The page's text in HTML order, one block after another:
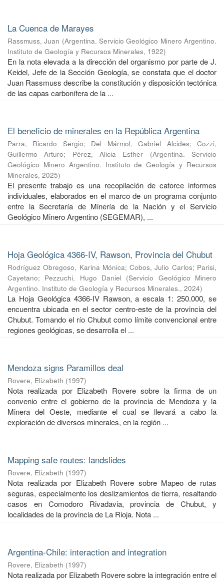
La Cuenca de Marayes
Rassmuss, Juan (Argentina. Servicio Geológico Minero Argentino.
Instituto de Geología y Recursos Minerales, 1922)
En la nota elevada a la dirección del organismo por parte de J.
Keidel, Jefe de la Sección Geología, se constata que el doctor
Juan Rassmuss describe la constitución y disposición tectónica
de las capas carbonífera de la ...
El beneficio de minerales en la República Argentina
Parra, Ricardo Sergio; Del Mármol, Gabriel Alcides;Cozzi,
Guillermo Arturo; Pérez, Alicia Esther (Argentina. Servicio
Geológico Minero Argentino. Instituto de Geología y Recursos
Minerales, 2025)
El presente trabajo es una recopilación de catorce informes
individuales, elaborados en el marco de un programa conjunto
entre la Secretaría de Minería de la Nación y el Servicio
Geológico Minero Argentino (SEGEMAR), ...
Hoja Geológica 4366-IV, Rawson, Provincia del Chubut
Rodríguez Obregoso, Karina Mónica;Cobos, Julio Carlos; Parisi,
Cayetano; Pezzuchi, Hugo Daniel (Servicio Geológico Minero
Argentino. Instituto de Geología y Recursos Minerales., 2024)
La Hoja Geológica 4366-IV Rawson, a escala 1: 250.000, se
encuentra ubicada en el sector centro-este de la provincia del
Chubut. Tomando el río Chubut como límite convencional entre
regiones geológicas, se desarrolla el ...
Mendoza signs Paramillos deal
Rovere, Elizabeth (1997)
Nota realizada por Elizabeth Rovere sobre la firma de un
convenio entre el gobierno de la provincia de Mendoza y la
Minera del Oeste, mediante el cual se llevará a cabo la
exploración de diversos minerales, en la región ...
Mapping safe routes: landslides
Rovere, Elizabeth (1997)
Nota realizada por Elizabeth Rovere sobre Mapeo de rutas
seguras, especialmente los deslizamientos de tierra, resaltando
casos en Comodoro Rivadavia, provincia de Chubut, y
localidades de la provincia de La Rioja. Nota ...
Argentina-Chile: interaction and integration
Rovere, Elizabeth (1997)
Nota realizada por Elizabeth Rovere sobre la integración entre el